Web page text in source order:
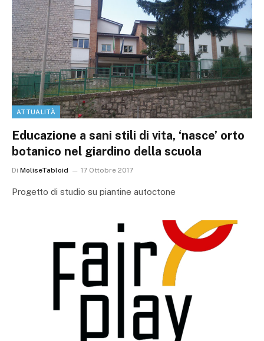
ATTUALITÀ
Educazione a sani stili di vita, ‘nasce’ orto
botanico nel giardino della scuola
Di MoliseTabloid 17 Ottobre 2017
Progetto di studio su piantine autoctone